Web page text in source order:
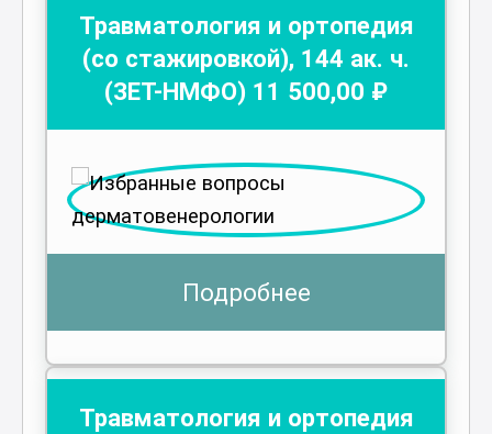
Травматология и ортопедия
(со стажировкой), 144 ак. ч.
(ЗЕТ-НМФО) 11 500,00 ₽
Подробнее
Травматология и ортопедия